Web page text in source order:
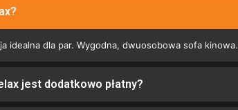
idealna dla par. Wygodna, dwuosobowa sofa kinowa.
jest dodatkowo płatny?